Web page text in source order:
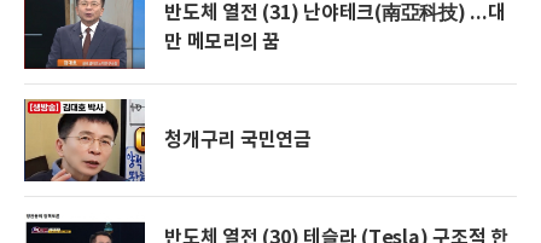
반도체 열전 (31) 난야테크(南亞科技) ...대
만 메모리의 꿈
청개구리 국민연금